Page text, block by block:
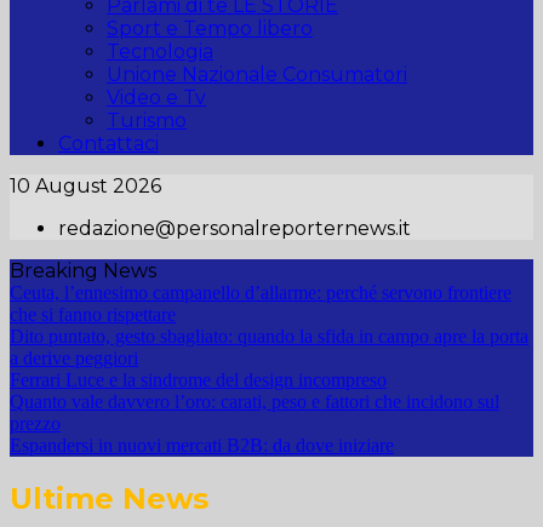
Parlami di te LE STORIE
Sport e Tempo libero
Tecnologia
Unione Nazionale Consumatori
Video e Tv
Turismo
Contattaci
10 August 2026
redazione@personalreporternews.it
Breaking News
Ceuta, l’ennesimo campanello d’allarme: perché servono frontiere
che si fanno rispettare
Dito puntato, gesto sbagliato: quando la sfida in campo apre la porta
a derive peggiori
Ferrari Luce e la sindrome del design incompreso
Quanto vale davvero l’oro: carati, peso e fattori che incidono sul
prezzo
Espandersi in nuovi mercati B2B: da dove iniziare
Ultime News